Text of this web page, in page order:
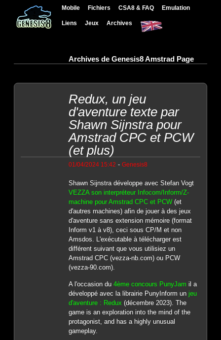
Mobile Fichiers CSA8 & FAQ Emulation
Liens Jeux Archives
Archives de Genesis8 Amstrad Page
Redux, un jeu
d'aventure texte par
Shawn Sijnstra pour
Amstrad CPC et PCW
(et plus)
01/04/2024 15:42 - Genesis8
Shawn Sijnstra développe avec Stefan Vogt
VEZZA son interpréteur Infocom/Inform/Z-
machine pour Amstrad CPC et PCW(et
d'autres machines) afin de jouer à des jeux
d'aventure sans extension mémoire (format
Inform v1 à v8), ceci sous CP/M et non
Amsdos. L'exécutable à télécharger est
différent suivant que vous utilisiez un
Amstrad CPC (vezza-nb.com) ou PCW
(vezza-90.com).
A l'occasion du 4ème concours PunyJam il a
développé avec la librairie PunyInform un jeu
d'aventure : Redux (décembre 2023). The
game is an exploration into the mind of the
protagonist, and has a highly unusual
gameplay.